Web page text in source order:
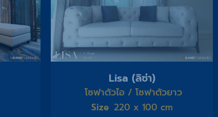
Lisa (ลิซ่า)
โซฟาตัวไอ / โซฟาตัวยาว
Size 220 x 100 cm